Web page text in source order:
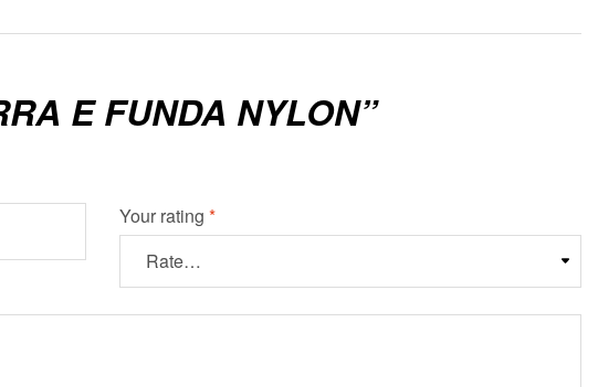
E FUNDA NYLON”
Your rating *